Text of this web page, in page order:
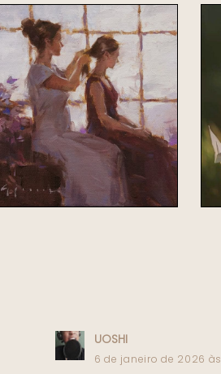
UOSHI
6 de janeiro de 2026 às